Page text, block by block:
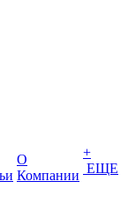
О
Компании
+
ЕЩЕ